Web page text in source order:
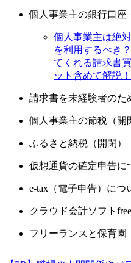
個人事業主の銀行口座
個人事業主は絶
を利用するべき
てくれる請求書
ット含めて解説！
請求書を未経験者のた
個人事業主の節税（開
ふるさと納税（開閉）
仮想通貨の確定申告に
e-tax（電子申告）につ
クラウド会計ソフト
フリーランスと保育園